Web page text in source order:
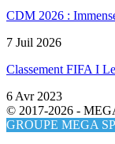
CDM 2026 :
7 Juil 2026
Classement FIFA I
6 Avr 2023
© 2017-2026 -
GROUPE MEGA